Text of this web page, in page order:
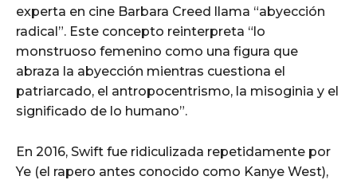
experta en cine Barbara Creed llama “abyección
radical”. Este concepto reinterpreta “lo
monstruoso femenino como una figura que
abraza la abyección mientras cuestiona el
patriarcado, el antropocentrismo, la misoginia y el
significado de lo humano”.
En 2016, Swift fue ridiculizada repetidamente por
Ye (el rapero antes conocido como Kanye West),